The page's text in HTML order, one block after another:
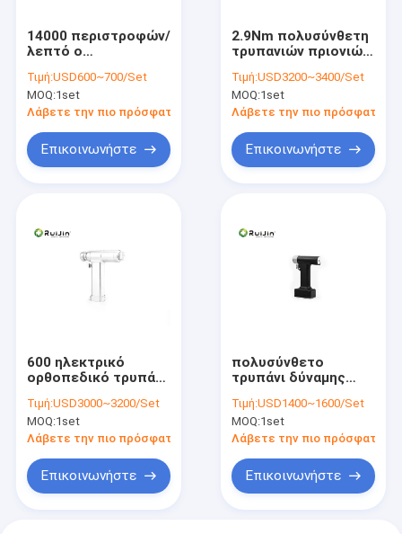
14000 περιστροφών/
λεπτό ο
ορθοπεδικός
Μαύρος πριονιών
δύναμης τρυπανιών
Τιμή:USD600~700/Set
MOQ:1set
Λάβετε την πιο πρόσφατη τιμή
Επικοινωνήστε
2.9Nm πολυσύνθετη
τρυπανιών πριονιών
τρυπανιών
συστημάτων
ηλεκτρική
Τιμή:USD3200~3400/Set
MOQ:1set
Λάβετε την πιο πρόσφατη
Επικοινωνήστε
600 ηλεκτρικό
ορθοπεδικό τρυπάνι
36000rpm
περιστροφής/λεπτό
για την ορθοπεδική
επέμβαση
Τιμή:USD3000~3200/Set
MOQ:1set
Λάβετε την πιο πρόσφατη τιμή
Επικοινωνήστε
πολυσύνθετο
τρυπάνι δύναμης
πριονιών τρυπανιών
1200 περιστροφών/
λεπτό για την
χειρουργική
επέμβαση
Τιμή:USD1400~1600/Set
MOQ:1set
Λάβετε την πιο πρόσφατη
Επικοινωνήστε